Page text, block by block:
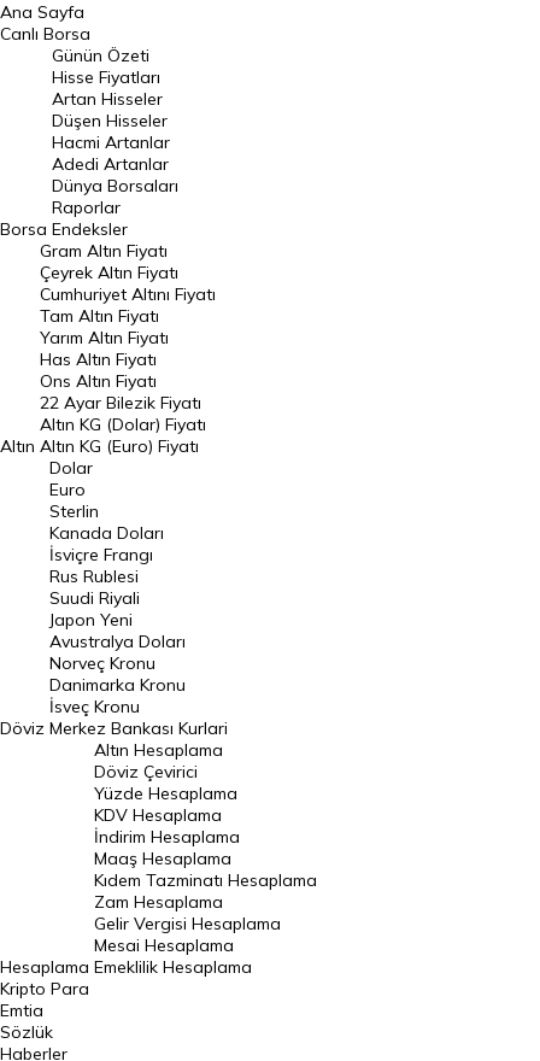
BIST 100 Hisseleri
En Çok Artan Hisseler
En Çok Düşen Hisseler
Hacmi Artanlar
Geçmiş Kapanışlar
Dünya Borsaları
Raporlar
Endeksler
DÖVİZ
Döviz Kuru
Dolar Kuru
Euro Kuru
Pound Kuru
Frank Kuru
Riyal Kuru
Avustralya Doları
Danimarka Kronu Kuru
Kanada Doları Kuru
Norveç Kronu Kuru
İsveç Kronu Kuru
Japon Yeni Kuru
Serbest Piyasa Döviz Kurları
Merkez Bankası Döviz Kurları
Altın Fiyatları
Gram Altın Fiyatı
Çeyrek Altın Fiyatı
Ana Sayfa
Canlı Borsa
Borsa
Günün Özeti
Hisse Fiyatları
Artan Hisseler
Düşen Hisseler
Hacmi Artanlar
Adedi Artanlar
Dünya Borsaları
Raporlar
Endeksler
Altın
Gram Altın Fiyatı
Çeyrek Altın Fiyatı
Cumhuriyet Altını Fiyatı
Tam Altın Fiyatı
Yarım Altın Fiyatı
Has Altın Fiyatı
Ons Altın Fiyatı
22 Ayar Bilezik Fiyatı
Altın KG (Dolar) Fiyatı
Altın KG (Euro) Fiyatı
Döviz
Dolar
Euro
Sterlin
Kanada Doları
İsviçre Frangı
Rus Rublesi
Suudi Riyali
Japon Yeni
Avustralya Doları
Norveç Kronu
Danimarka Kronu
İsveç Kronu
Merkez Bankası Kurlari
Hesaplama
Altın Hesaplama
Döviz Çevirici
Yüzde Hesaplama
KDV Hesaplama
İndirim Hesaplama
Maaş Hesaplama
Kıdem Tazminatı Hesaplama
Zam Hesaplama
Gelir Vergisi Hesaplama
Mesai Hesaplama
Emeklilik Hesaplama
Kripto Para
Emtia
Sözlük
Haberler